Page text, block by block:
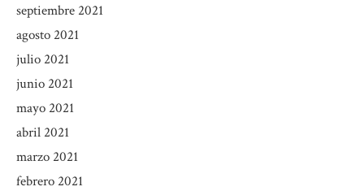
septiembre 2021
agosto 2021
julio 2021
junio 2021
mayo 2021
abril 2021
marzo 2021
febrero 2021